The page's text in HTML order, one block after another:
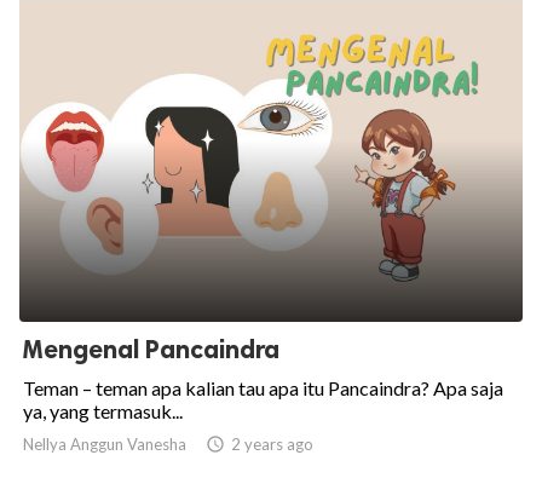
Mengenal Pancaindra
Teman – teman apa kalian tau apa itu Pancaindra? Apa saja
ya, yang termasuk...
Nellya Anggun Vanesha  2 years ago